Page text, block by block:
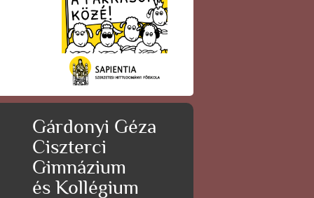
Gárdonyi Géza
Ciszterci
Gimnázium
és Kollégium